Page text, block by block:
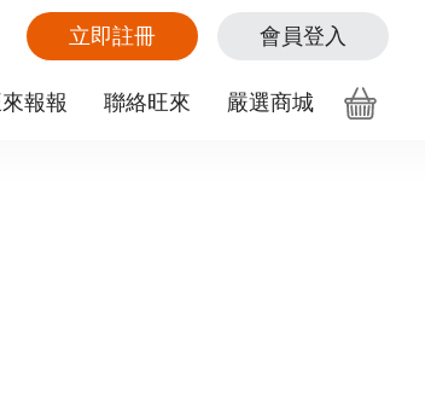
立即註冊 會員登入
報報 聯絡旺來 嚴選商城